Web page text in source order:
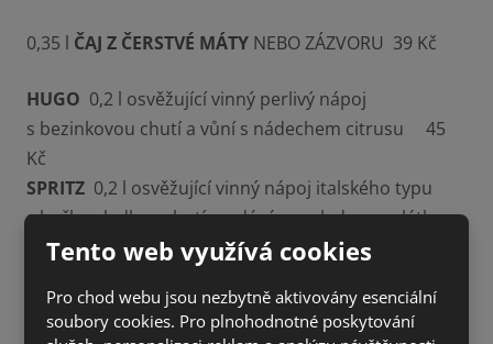
0,35 l ČAJ Z ČERSTVÉ MÁTY NEBO ZÁZVORU 39 Kč
HUGO 0,2 l osvěžující vinný perlivý nápoj
s bezinkovou chutí a vůní s nádechem citrusu 45
Kč
SPRITZ 0,2 l osvěžující vinný nápoj italského typu
s hořko-sladkou chutí, podáváme s ledem a plátkem
pomeranče 45 Kč
Tento web využívá cookies
Pro chod webu jsou nezbytně aktivovány esenciální
soubory cookies. Pro plnohodnotné poskytování